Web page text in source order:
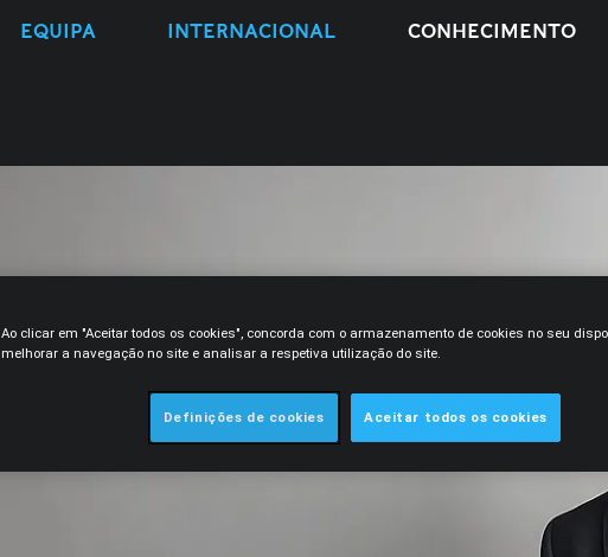
EQUIPA INTERNACIONAL CONHECIMENTO
Ao clicar em "Aceitar todos os cookies", concorda com o armazenamento de cookies no seu
melhorar a navegação no site e analisar a respetiva utilização do site.
Definições de cookies Aceitar todos os cookies